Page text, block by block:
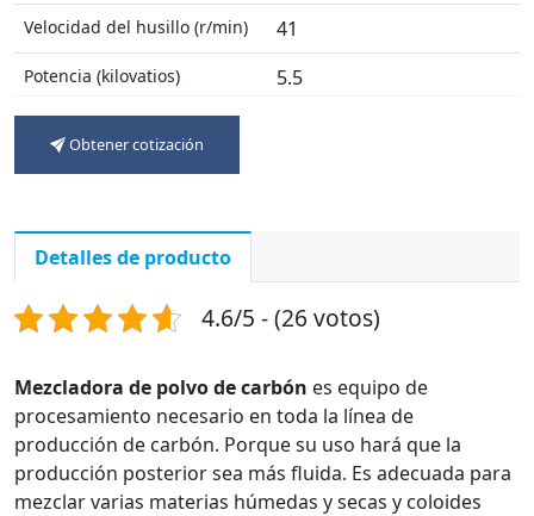
Velocidad del husillo (r/min) 41
Potencia (kilovatios) 5.5
Peso(t)
Obtener cotización
Detalles de producto
4.6/5 - (26 votos)
Mezcladora de polvo de carbón es equipo de
procesamiento necesario en toda la línea de
producción de carbón. Porque su uso hará que la
producción posterior sea más fluida. Es adecuada para
mezclar varias materias húmedas y secas y coloides